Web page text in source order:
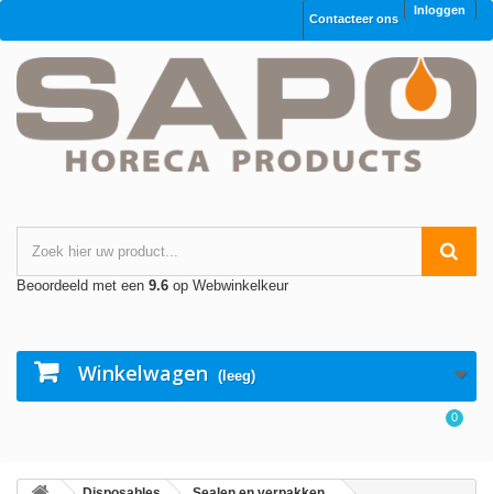
Inloggen
Contacteer ons
Beoordeeld met een 9.6 op Webwinkelkeur
Winkelwagen (leeg)
0